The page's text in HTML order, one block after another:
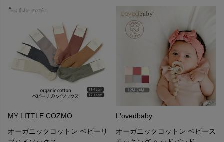
MY LITTLE COZMO
オーガニックコットン ベビーリ
L'ovedbaby
オーガニックコットン ベビース